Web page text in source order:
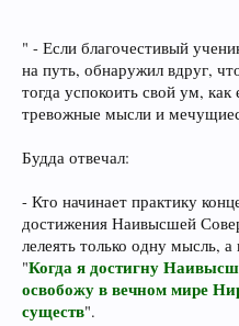
" - Если благочестивый
на путь, обнаружил вдруг,
тогда успокоить свой ум,
тревожные мысли и
Будда отвечал:
- Кто начинает практику
достижения Наивысшей
лелеять только одну мысль,
"Когда я достигну
освобожу в вечном мире
существ".